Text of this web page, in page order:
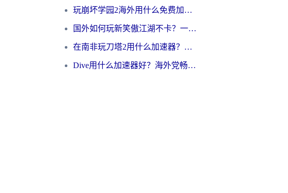
玩崩坏学园2海外用什么免费加速器好？2026海外党亲测国服游戏加速指南
国外如何玩新笑傲江湖不卡？一份给海外游子的终极网络指南
在南非玩刀塔2用什么加速器？一份给海外游子的终极生存指南
Dive用什么加速器好？海外党畅玩国服游戏的终极避坑指南